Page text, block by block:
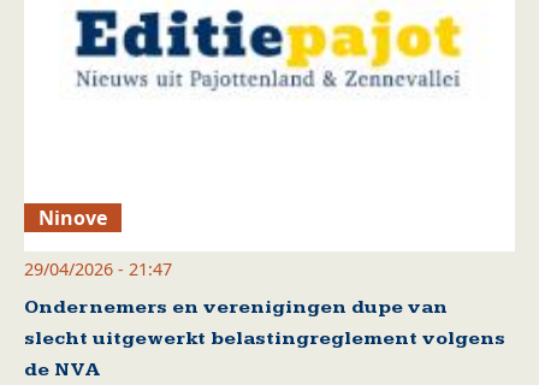
Ninove
29/04/2026 - 21:47
Ondernemers en verenigingen dupe van
slecht uitgewerkt belastingreglement volgens
de NVA